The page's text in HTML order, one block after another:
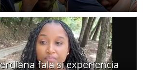
fala si experiencia